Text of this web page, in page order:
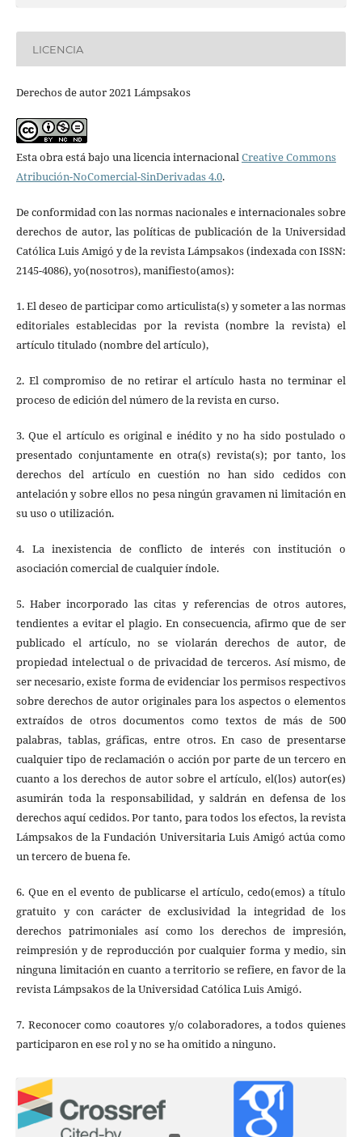
LICENCIA
Derechos de autor 2021 Lámpsakos
Esta obra está bajo una licencia internacionalCreative Commons
Atribución-NoComercial-SinDerivadas 4.0.
De conformidad con las normas nacionales e internacionales sobre
derechos de autor, las políticas de publicación de la Universidad
Católica Luis Amigó y de la revista Lámpsakos (indexada con ISSN:
2145-4086), yo(nosotros), manifiesto(amos):
1. El deseo de participar como articulista(s) y someter a las normas
editoriales establecidas por la revista (nombre la revista) el
artículo titulado (nombre del artículo),
2. El compromiso de no retirar el artículo hasta no terminar el
proceso de edición del número de la revista en curso.
3. Que el artículo es original e inédito y no ha sido postulado o
presentado conjuntamente en otra(s) revista(s); por tanto, los
derechos del artículo en cuestión no han sido cedidos con
antelación y sobre ellos no pesa ningún gravamen ni limitación en
su uso o utilización.
4. La inexistencia de conflicto de interés con institución o
asociación comercial de cualquier índole.
5. Haber incorporado las citas y referencias de otros autores,
tendientes a evitar el plagio. En consecuencia, afirmo que de ser
publicado el artículo, no se violarán derechos de autor, de
propiedad intelectual o de privacidad de terceros. Así mismo, de
ser necesario, existe forma de evidenciar los permisos respectivos
sobre derechos de autor originales para los aspectos o elementos
extraídos de otros documentos como textos de más de 500
palabras, tablas, gráficas, entre otros. En caso de presentarse
cualquier tipo de reclamación o acción por parte de un tercero en
cuanto a los derechos de autor sobre el artículo, el(los) autor(es)
asumirán toda la responsabilidad, y saldrán en defensa de los
derechos aquí cedidos. Por tanto, para todos los efectos, la revista
Lámpsakos de la Fundación Universitaria Luis Amigó actúa como
un tercero de buena fe.
6. Que en el evento de publicarse el artículo, cedo(emos) a título
gratuito y con carácter de exclusividad la integridad de los
derechos patrimoniales así como los derechos de impresión,
reimpresión y de reproducción por cualquier forma y medio, sin
ninguna limitación en cuanto a territorio se refiere, en favor de la
revista Lámpsakos de la Universidad Católica Luis Amigó.
7. Reconocer como coautores y/o colaboradores, a todos quienes
participaron en ese rol y no se ha omitido a ninguno.